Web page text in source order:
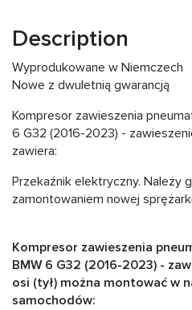
Description
Wyprodukowane w Niemczech
Nowe z dwuletnią gwarancją
Kompresor zawieszenia
6 G32 (2016-2023) -
zawiera:
Przekaźnik elektryczny. Należy
zamontowaniem nowej
Kompresor zawieszenia
BMW 6 G32 (2016-2023) -
osi (tył) można montować w
samochodów: